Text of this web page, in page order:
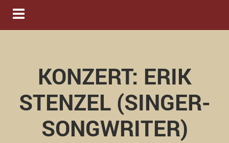
Navigation ein-/ausblenden
KONZERT: ERIK
STENZEL (SINGER-
SONGWRITER)